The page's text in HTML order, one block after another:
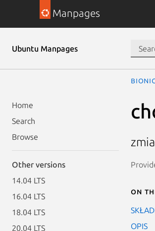
Manpages
Ubuntu Manpages
Home
Search
Browse
Other versions
14.04 LTS
16.04 LTS
18.04 LTS
20.04 LTS
bionic
On
OPIS